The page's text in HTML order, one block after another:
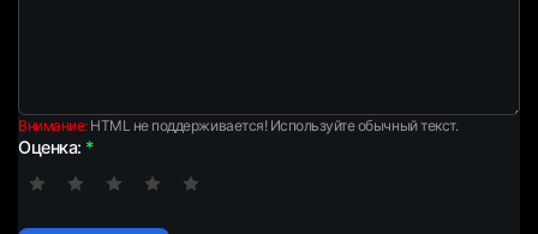
Внимание:HTML не поддерживается! Используйте обычный текст.
Оценка: